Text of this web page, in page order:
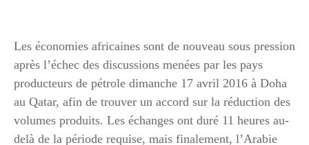
Les économies africaines sont de nouveau sous pression
après l’échec des discussions menées par les pays
producteurs de pétrole dimanche 17 avril 2016 à Doha
au Qatar, afin de trouver un accord sur la réduction des
volumes produits. Les échanges ont duré 11 heures au-
delà de la période requise, mais finalement, l’Arabie